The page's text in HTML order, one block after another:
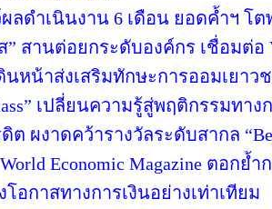
ลดำเนินงาน 6 เดือน ยอดค้ำฯ โต
” สานต่อยกระดับองค์กร เชื่อมต่อ
หน้าส่งเสริมทักษะการออมเยาว
เปลี่ยนความรู้สู่พฤติกรรมทา
ต ผงาดคว้ารางวัลระดับสากล
Economic Magazine ตอก
โอกาสทางการเงินอย่างเท่าเทียม